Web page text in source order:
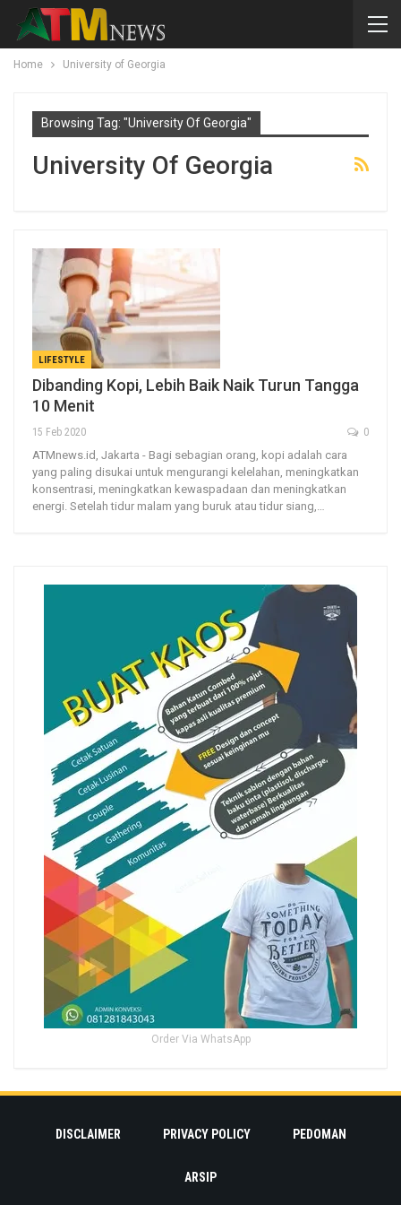
Home University of Georgia
Browsing Tag: "University Of Georgia"
University Of Georgia
LIFESTYLE
Dibanding Kopi, Lebih Baik Naik Turun Tangga
10 Menit
15 Feb 2020 0
ATMnews.id, Jakarta - Bagi sebagian orang, kopi adalah cara
yang paling disukai untuk mengurangi kelelahan, meningkatkan
konsentrasi, meningkatkan kewaspadaan dan meningkatkan
energi. Setelah tidur malam yang buruk atau tidur siang,…
Order Via WhatsApp
DISCLAIMER PRIVACY POLICY PEDOMAN
ARSIP